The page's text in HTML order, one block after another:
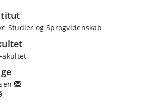
Studier og Sprogvidenskab